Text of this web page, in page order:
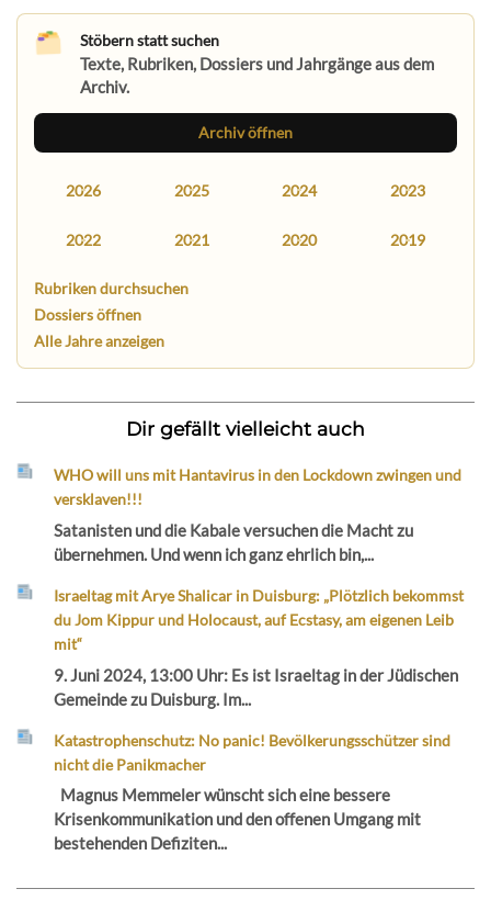
Stöbern statt suchen
Texte, Rubriken, Dossiers und Jahrgänge aus dem
Archiv.
Archiv öffnen
2026 2025 2024 2023
2022 2021 2020 2019
Rubriken durchsuchen
Dossiers öffnen
Alle Jahre anzeigen
Dir gefällt vielleicht auch
WHO will uns mit Hantavirus in den Lockdown zwingen und
versklaven!!!
Satanisten und die Kabale versuchen die Macht zu
übernehmen. Und wenn ich ganz ehrlich bin,...
Israeltag mit Arye Shalicar in Duisburg: „Plötzlich bekommst
du Jom Kippur und Holocaust, auf Ecstasy, am eigenen Leib
mit“
9. Juni 2024, 13:00 Uhr: Es ist Israeltag in der Jüdischen
Gemeinde zu Duisburg. Im...
Katastrophenschutz: No panic! Bevölkerungsschützer sind
nicht die Panikmacher
Magnus Memmeler wünscht sich eine bessere
Krisenkommunikation und den offenen Umgang mit
bestehenden Defiziten...